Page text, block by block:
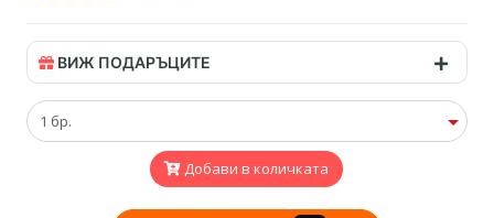
ВИЖ ПОДАРЪЦИТЕ
Добави в количката